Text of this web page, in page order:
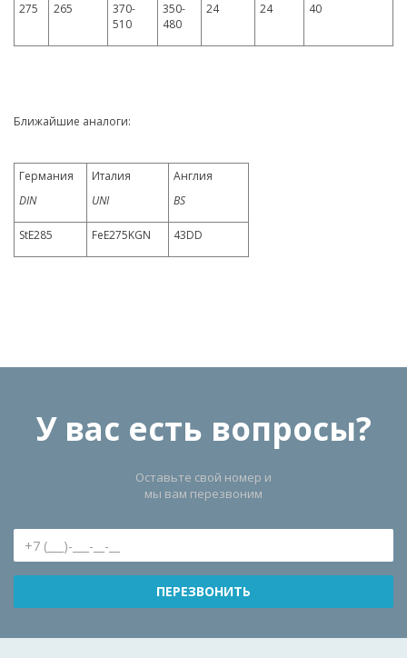
275 265
370-
510
350-
480
24 24 40
Ближайшие аналоги:
Германия
DIN
Италия
UNI
Англия
BS
StE285 FeE275KGN 43DD
У вас есть вопросы?
Оставьте свой номер и
мы вам перезвоним